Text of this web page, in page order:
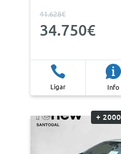
41.628€
34.750€
Ligar Info
+ 2000